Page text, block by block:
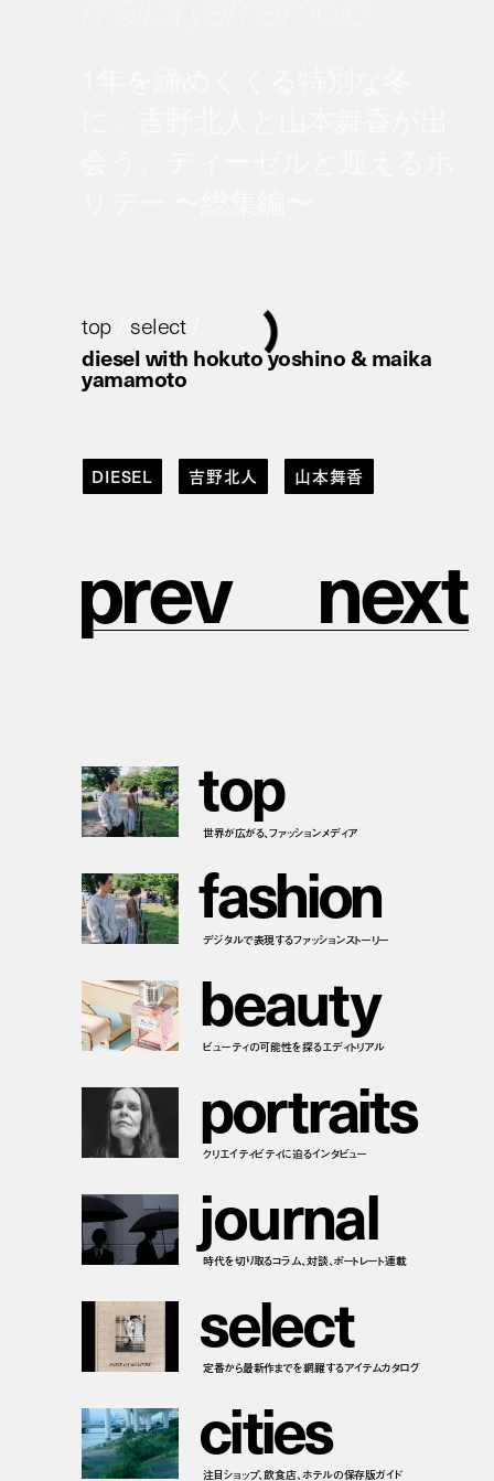
top/ select/
diesel with hokuto yoshino & maika
yamamoto
DIESEL 吉野北人 山本舞香
prev next
top
世界が広がる、ファッションメディア
fashion
デジタルで表現するファッションストーリー
beauty
ビューティの可能性を探るエディトリアル
portraits
クリエイティビティに迫るインタビュー
journal
時代を切り取るコラム、対談、ポートレート連載
select
定番から最新作までを網羅するアイテムカタログ
cities
注目ショップ、飲食店、ホテルの保存版ガイド